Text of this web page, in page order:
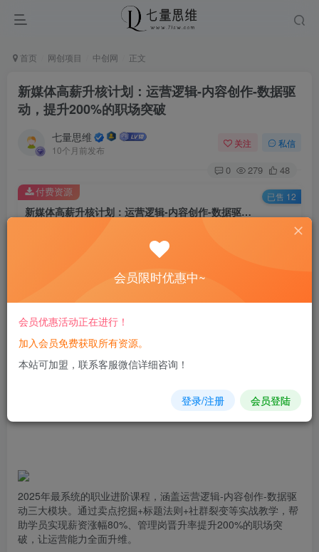
首页 网创项目 中创网 正文
新媒体高薪升核计划：运营逻辑-内容创作-数据驱
动，提升200%的职场突破
七量思维
10个月前发布
关注 私信
0 279 48
新媒体高薪升核计划：运营逻辑-内容创作-数据驱动，提升200%的职场突破
8.8
免费
您当前未登录！建议登陆后购买，可保存购买订单
付费资源 已售 12
2025年最系统的职业进阶课程，涵盖运营逻辑-内容创作-数据驱
动三大模块。通过卖点挖掘+标题法则+社群裂变等实战教学，帮
助学员实现薪资涨幅80%、管理岗晋升率提升200%的职场突
破，让运营能力全面升维。
会员限时优惠中~
会员优惠活动正在进行！
加入会员免费获取所有资源。
本站可加盟，联系客服微信详细咨询！
登录/注册 会员登陆